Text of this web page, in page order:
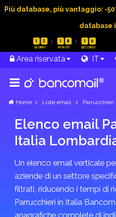
Più database, più vantaggio: -
database
1 5 1 8 1 6
Area riservata IT
Home Liste email Parrucchieri
Elenco email
Italia
Un elenco email verticale
aziende di un settore
filtrati, riducendo i tempi di
Parrucchieri in Italia
anagrafiche complete di